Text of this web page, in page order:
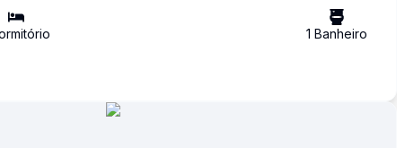
1 Banheiro